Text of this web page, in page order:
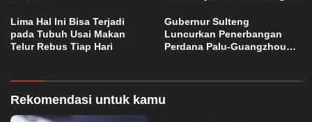
Lima Hal Ini Bisa Terjadi
pada Tubuh Usai Makan
Telur Rebus Tiap Hari
Gubernur Sulteng
Luncurkan Penerbangan
Perdana Palu-Guangzhou
Rekomendasi untuk kamu